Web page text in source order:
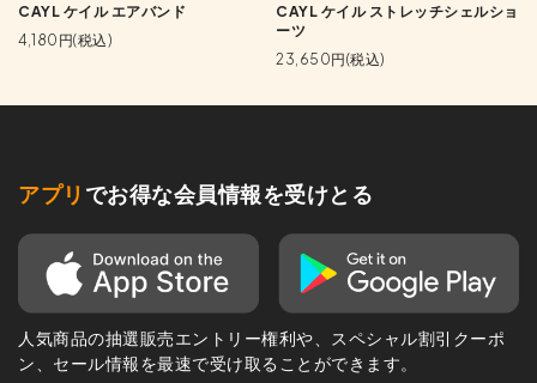
CAYL ケイル エアバンド
4,180円(税込)
CAYL ケイル ストレッチシェルショ
ーツ
23,650円(税込)
アプリ でお得な会員情報を受けとる
人気商品の抽選販売エントリー権利や、スペシャル割引クーポ
ン、セール情報を最速で受け取ることができます。